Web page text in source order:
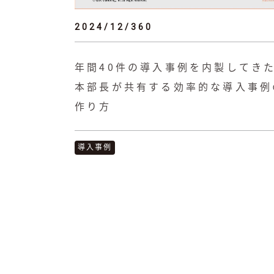
2024/12/360
年間40件の導入事例を内製してき
本部長が共有する効率的な導入事
作り方
導入事例